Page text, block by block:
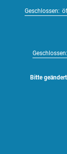
Klicken, um
Geschlossen:
Klicken, um
Geschlossen:
Bitte